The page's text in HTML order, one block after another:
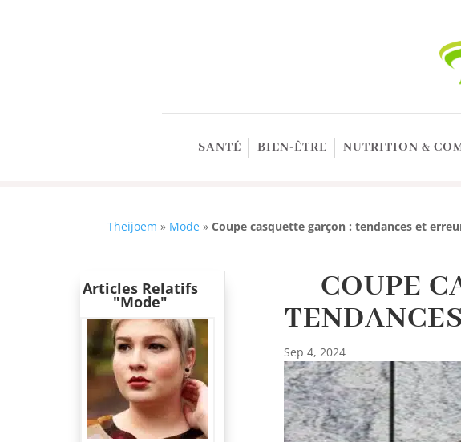
SANTÉ BIEN-ÊTRE NUTRITION &
Theijoem » Mode »Coupe casquette garçon : tendances et
Articles Relatifs
"Mode"
COUPE
Sep 4, 2024